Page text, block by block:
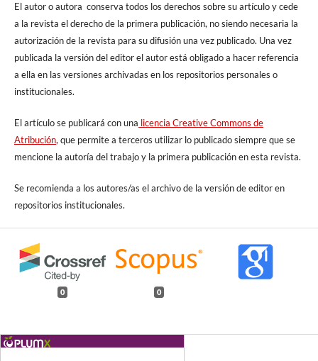
El autor o autora conserva todos los derechos sobre su artículo y cede
a la revista el derecho de la primera publicación, no siendo necesaria la
autorización de la revista para su difusión una vez publicado. Una vez
publicada la versión del editor el autor está obligado a hacer referencia
a ella en las versiones archivadas en los repositorios personales o
institucionales.
El artículo se publicará con una licencia Creative Commons de
Atribución, que permite a terceros utilizar lo publicado siempre que se
mencione la autoría del trabajo y la primera publicación en esta revista.
Se recomienda a los autores/as el archivo de la versión de editor en
repositorios institucionales.
0 0